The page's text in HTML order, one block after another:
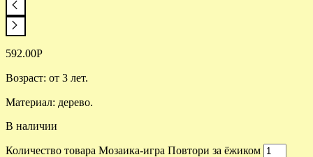
592.00Р
Возраст: от 3 лет.
Материал: дерево.
В наличии
Количество товара Мозаика-игра Повтори за ёжиком